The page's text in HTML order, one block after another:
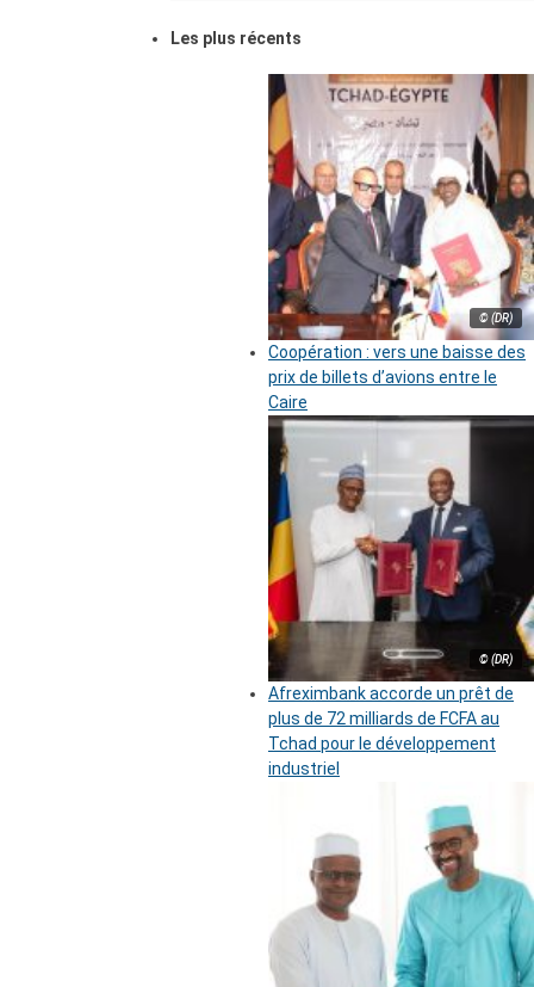
Les plus récents
© (DR)
Coopération : vers une baisse des
prix de billets d’avions entre le
Caire
© (DR)
Afreximbank accorde un prêt de
plus de 72 milliards de FCFA au
Tchad pour le développement
industriel